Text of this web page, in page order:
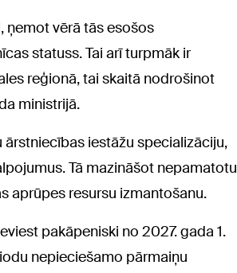
ņemot vērā tās esošos
statuss. Tai arī turpmāk ir
reģionā, tai skaitā nodrošinot
ministrijā.
iestāžu specializāciju,
Tā mazināšot nepamatotu
aprūpes resursu izmantošanu.
pakāpeniski no 2027. gada 1.
nepieciešamo pārmaiņu